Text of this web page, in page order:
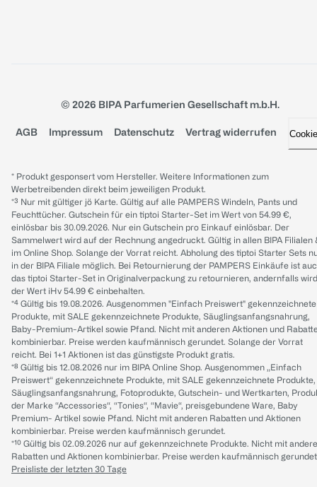
© 2026 BIPA Parfumerien Gesellschaft m.b.H.
AGB Impressum Datenschutz Vertrag widerrufen
* Produkt gesponsert vom Hersteller. Weitere Informationen zum
Werbetreibenden direkt beim jeweiligen Produkt.
*³ Nur mit gültiger jö Karte. Gültig auf alle PAMPERS Windeln, Pants und
Feuchttücher. Gutschein für ein tiptoi Starter-Set im Wert von 54.99 €,
einlösbar bis 30.09.2026. Nur ein Gutschein pro Einkauf einlösbar. Der
Sammelwert wird auf der Rechnung angedruckt. Gültig in allen BIPA Filialen
im Online Shop. Solange der Vorrat reicht. Abholung des tiptoi Starter Sets
in der BIPA Filiale möglich. Bei Retournierung der PAMPERS Einkäufe ist
das tiptoi Starter-Set in Originalverpackung zu retournieren, andernfalls wird
der Wert iHv 54.99 € einbehalten.
*⁴ Gültig bis 19.08.2026. Ausgenommen "Einfach Preiswert" gekennzeichnete
Produkte, mit SALE gekennzeichnete Produkte, Säuglingsanfangsnahrung,
Baby-Premium-Artikel sowie Pfand. Nicht mit anderen Aktionen und
kombinierbar. Preise werden kaufmännisch gerundet. Solange der Vorrat
reicht. Bei 1+1 Aktionen ist das günstigste Produkt gratis.
*⁸ Gültig bis 12.08.2026 nur im BIPA Online Shop. Ausgenommen „Einfach
Preiswert“ gekennzeichnete Produkte, mit SALE gekennzeichnete Produkte,
Säuglingsanfangsnahrung, Fotoprodukte, Gutschein- und Wertkarten,
der Marke “Accessories“, “Tonies“, “Mavie“, preisgebundene Ware, Baby
Premium- Artikel sowie Pfand. Nicht mit anderen Rabatten und Aktionen
kombinierbar. Preise werden kaufmännisch gerundet.
*¹⁰ Gültig bis 02.09.2026 nur auf gekennzeichnete Produkte. Nicht mit
Rabatten und Aktionen kombinierbar. Preise werden kaufmännisch
Preisliste der letzten 30 Tage